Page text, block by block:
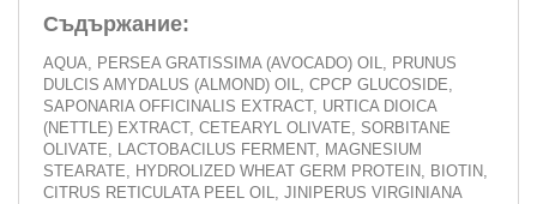
Съдържание:
AQUA, PERSEA GRATISSIMA (AVOCADO) OIL, PRUNUS
DULCIS AMYDALUS (ALMOND) OIL, CPCP GLUCOSIDE,
SAPONARIA OFFICINALIS EXTRACT, URTICA DIOICA
(NETTLE) EXTRACT, CETEARYL OLIVATE, SORBITANE
OLIVATE, LACTOBACILUS FERMENT, MAGNESIUM
STEARATE, HYDROLIZED WHEAT GERM PROTEIN, BIOTIN,
CITRUS RETICULATA PEEL OIL, JINIPERUS VIRGINIANA